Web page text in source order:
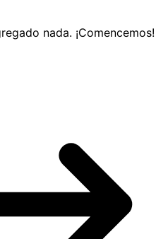
nada. ¡Comencemos!